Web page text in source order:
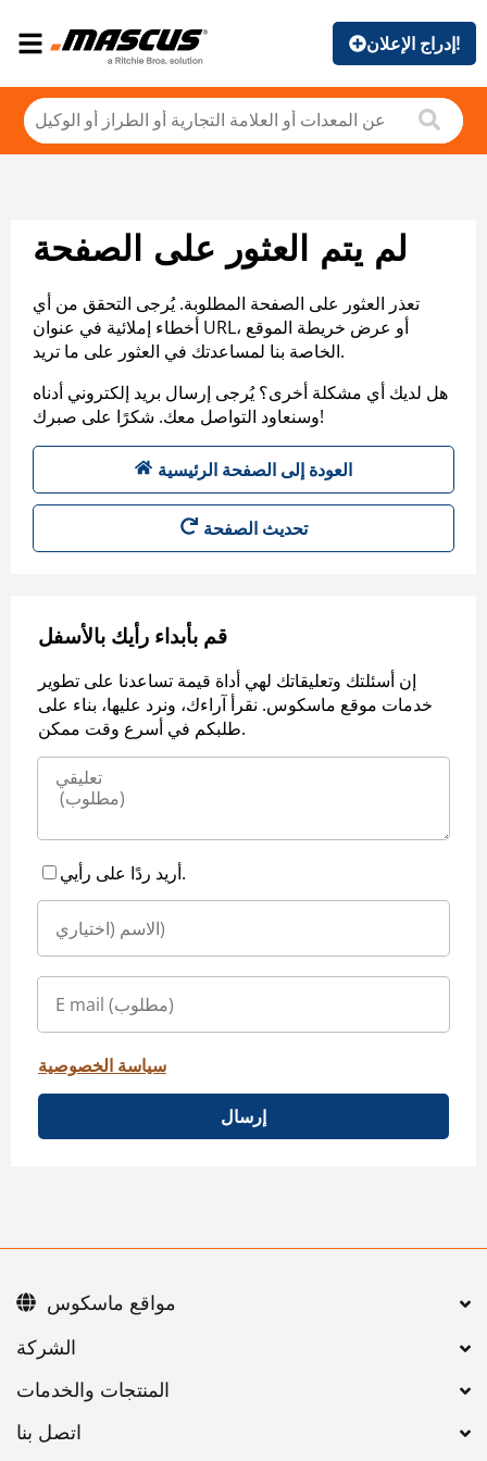
إدراج الإعلان!
لم يتم العثور على الصفحة
تعذر العثور على الصفحة المطلوبة. يُرجى التحقق من أي
أخطاء إملائية في عنوان URL، أو عرض خريطة الموقع
الخاصة بنا لمساعدتك في العثور على ما تريد.
هل لديك أي مشكلة أخرى؟ يُرجى إرسال بريد إلكتروني أدناه
وسنعاود التواصل معك. شكرًا على صبرك!
العودة إلى الصفحة الرئيسية
تحديث الصفحة
قم بأبداء رأيك بالأسفل
إن أسئلتك وتعليقاتك لهي أداة قيمة تساعدنا على تطوير
خدمات موقع ماسكوس. نقرأ آراءك، ونرد عليها، بناء على
طلبكم في أسرع وقت ممكن.
أريد ردًا على رأيي.
سياسة الخصوصية
إرسال
اتصل بنا
مواقع ماسكوس